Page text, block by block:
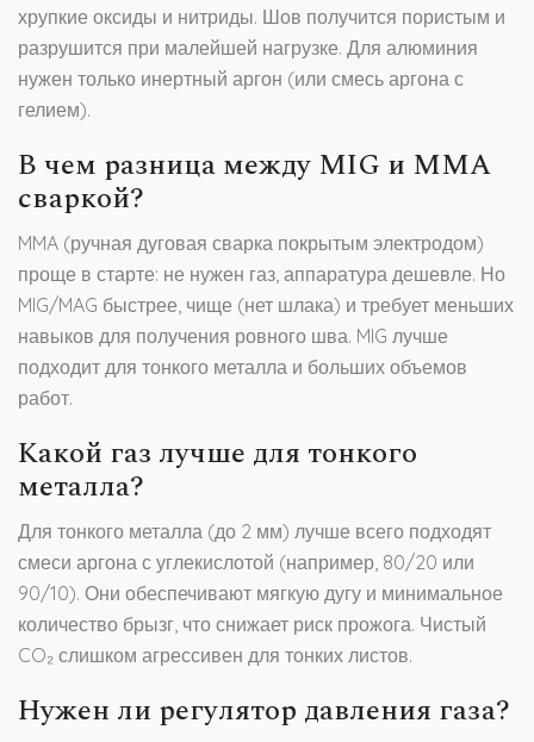
хрупкие оксиды и нитриды. Шов получится пористым и
разрушится при малейшей нагрузке. Для алюминия
нужен только инертный аргон (или смесь аргона с
гелием).
В чем разница между MIG и MMA
сваркой?
MMA (ручная дуговая сварка покрытым электродом)
проще в старте: не нужен газ, аппаратура дешевле. Но
MIG/MAG быстрее, чище (нет шлака) и требует меньших
навыков для получения ровного шва. MIG лучше
подходит для тонкого металла и больших объемов
работ.
Какой газ лучше для тонкого
металла?
Для тонкого металла (до 2 мм) лучше всего подходят
смеси аргона с углекислотой (например, 80/20 или
90/10). Они обеспечивают мягкую дугу и минимальное
количество брызг, что снижает риск прожога. Чистый
CO₂ слишком агрессивен для тонких листов.
Нужен ли регулятор давления газа?